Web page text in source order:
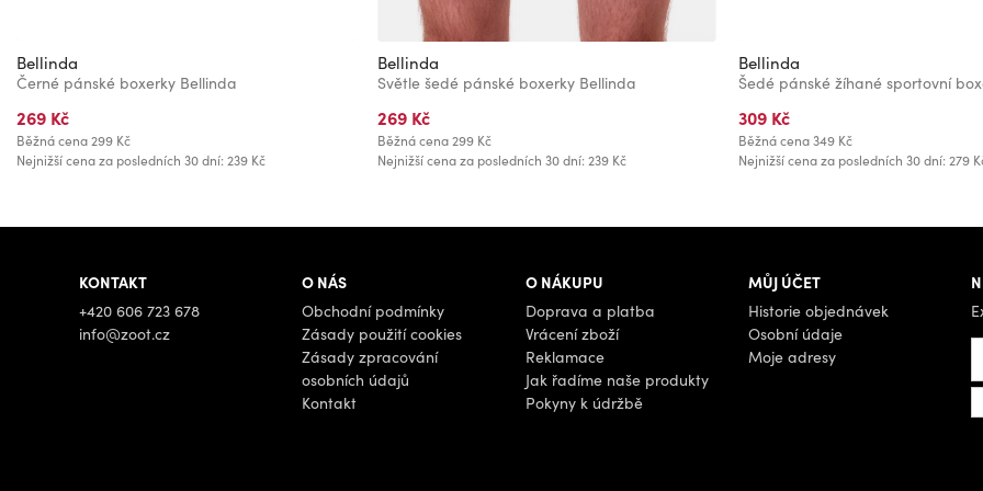
Bellinda
Černé pánské boxerky Bellinda
269 Kč
Běžná cena299 Kč
Nejnižší cena za posledních 30 dní: 239 Kč
Bellinda
Světle šedé pánské boxerky Bellinda
269 Kč
Běžná cena299 Kč
Nejnižší cena za posledních 30 dní: 239 Kč
Bellinda
309 Kč
Běžná cena349 Kč
Nejnižší cena za posledních 30 dní: 279
KONTAKT
+420 606 723 678
info@zoot.cz
O NÁS
Obchodní podmínky
Zásady použití cookies
Zásady zpracování
osobních údajů
Kontakt
O NÁKUPU
Doprava a platba
Vrácení zboží
Reklamace
Jak řadíme naše produkty
Pokyny k údržbě
MŮJ ÚČET
Historie objednávek
Osobní údaje
Moje adresy